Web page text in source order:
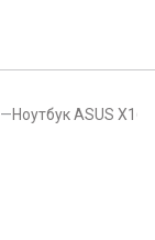
—Ноутбук ASUS